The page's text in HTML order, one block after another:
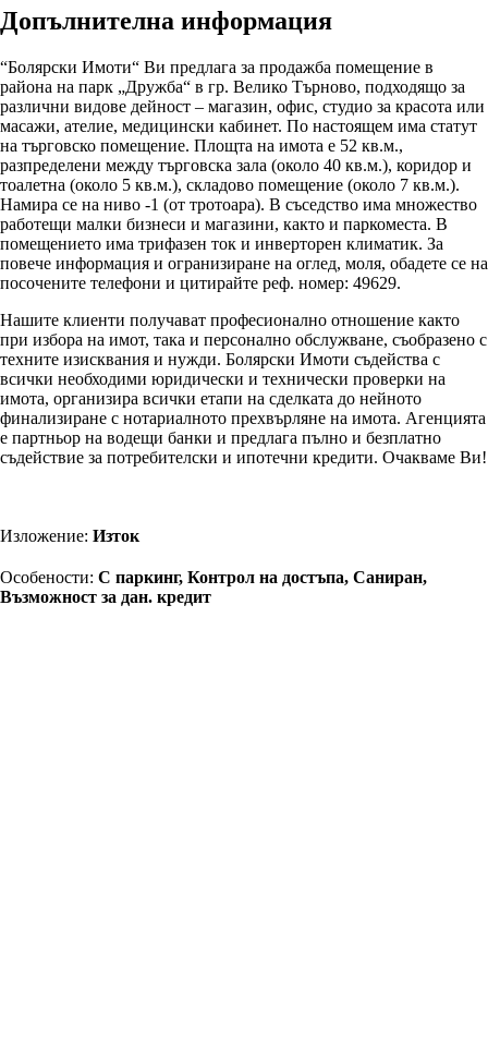
Допълнителна информация
“Болярски Имоти“ Ви предлага за продажба помещение в
района на парк „Дружба“ в гр. Велико Търново, подходящо за
различни видове дейност – магазин, офис, студио за красота или
масажи, ателие, медицински кабинет. По настоящем има статут
на търговско помещение. Площта на имота е 52 кв.м.,
разпределени между търговска зала (около 40 кв.м.), коридор и
тоалетна (около 5 кв.м.), складово помещение (около 7 кв.м.).
Намира се на ниво -1 (от тротоара). В съседство има множество
работещи малки бизнеси и магазини, както и паркоместа. В
помещението има трифазен ток и инверторен климатик. За
повече информация и огранизиране на оглед, моля, обадете се на
посочените телефони и цитирайте реф. номер: 49629.
Нашите клиенти получават професионално отношение както
при избора на имот, така и персонално обслужване, съобразено с
техните изисквания и нужди. Болярски Имоти съдейства с
всички необходими юридически и технически проверки на
имота, организира всички етапи на сделката до нейното
финализиране с нотариалното прехвърляне на имота. Агенцията
е партньор на водещи банки и предлага пълно и безплатно
съдействие за потребителски и ипотечни кредити. Очакваме Ви!
Изложение: Изток
Особености: С паркинг, Контрол на достъпа, Саниран,
Възможност за дан. кредит